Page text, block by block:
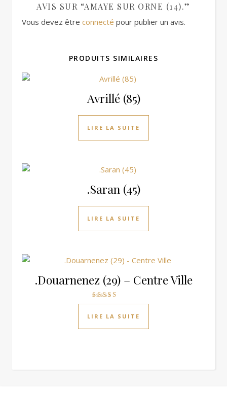
AVIS SUR “AMAYE SUR ORNE (14).”
Vous devez être connecté pour publier un avis.
PRODUITS SIMILAIRES
Avrillé (85)
LIRE LA SUITE
.Saran (45)
LIRE LA SUITE
.Douarnenez (29) – Centre Ville
Note
sur 5
LIRE LA SUITE